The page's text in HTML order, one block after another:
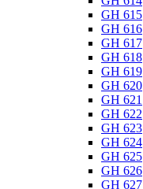
GH 615
GH 616
GH 617
GH 618
GH 619
GH 620
GH 621
GH 622
GH 623
GH 624
GH 625
GH 626
GH 627